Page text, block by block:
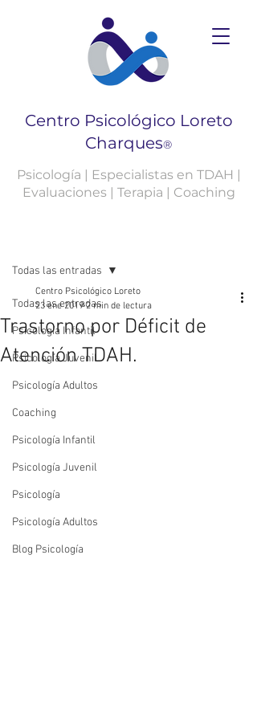
Centro Psicológico Loreto
Charques®
Psicología | Especialistas en TDAH |
Evaluaciones | Terapia | Coaching
Todas las entradas
Psicología Infantil
Psicología Juvenil
Psicología Adultos
Coaching
Psicología Infantil
Psicología Juvenil
Psicología
Psicología Adultos
Blog Psicología
Todas las entradas
Trastorno por Déficit de
Atención TDAH.
Centro Psicológico Loreto
23 ene 2019 2 min de lectura